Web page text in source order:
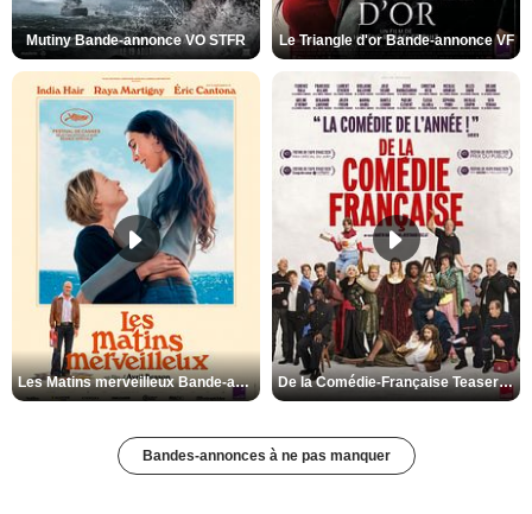
Mutiny Bande-annonce VO STFR Le Triangle d'or Bande-annonce VF
Les Matins merveilleux Bande-annonce VF De la Comédie-Française Teaser VF
Bandes-annonces à ne pas manquer